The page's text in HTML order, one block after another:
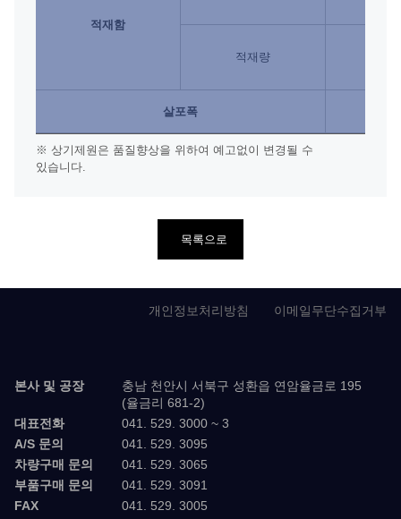
적재함
적재량
살포폭
※ 상기제원은 품질향상을 위하여 예고없이 변경될 수
있습니다.
목록으로
본사 및 공장
충남 천안시 서북구 성환읍 연암율금로 195
(율금리 681-2)
대표전화
041. 529. 3000 ~ 3
A/S 문의
041. 529. 3095
차량구매 문의
041. 529. 3065
부품구매 문의
041. 529. 3091
FAX
041. 529. 3005
개인정보처리방침 이메일무단수집거부